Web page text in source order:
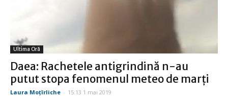
Ultima Oră
Daea: Rachetele antigrindină n-au
putut stopa fenomenul meteo de marți
Laura Moţîrliche - 15:13 1 mai 2019